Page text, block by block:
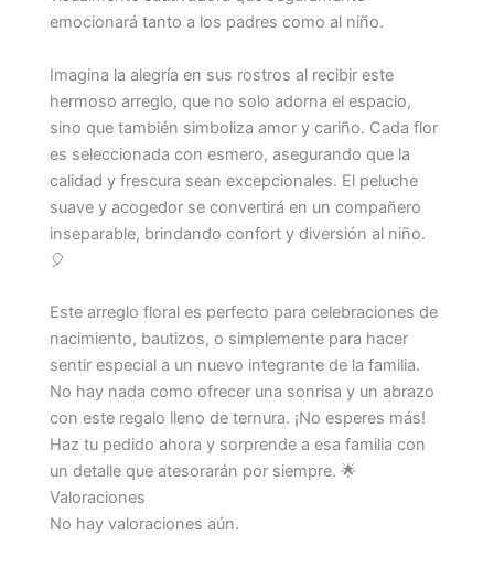
emocionará tanto a los padres como al niño.
Imagina la alegría en sus rostros al recibir este
hermoso arreglo, que no solo adorna el espacio,
sino que también simboliza amor y cariño. Cada flor
es seleccionada con esmero, asegurando que la
calidad y frescura sean excepcionales. El peluche
suave y acogedor se convertirá en un compañero
inseparable, brindando confort y diversión al niño.
🎈
Este arreglo floral es perfecto para celebraciones de
nacimiento, bautizos, o simplemente para hacer
sentir especial a un nuevo integrante de la familia.
No hay nada como ofrecer una sonrisa y un abrazo
con este regalo lleno de ternura. ¡No esperes más!
Haz tu pedido ahora y sorprende a esa familia con
un detalle que atesorarán por siempre. 🌟
Valoraciones
No hay valoraciones aún.